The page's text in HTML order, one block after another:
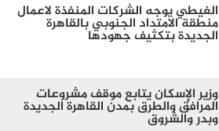
الغيطي يوجه الشركات المنفذة لاعمال
منطقة الامتداد الجنوبي بالقاهرة
الجديدة بتكثيف جهودها
وزير الإسكان يتابع موقف مشروعات
المرافق والطرق بمدن القاهرة الجديدة
وبدر والشروق